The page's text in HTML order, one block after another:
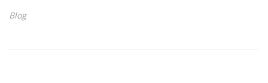
Blog